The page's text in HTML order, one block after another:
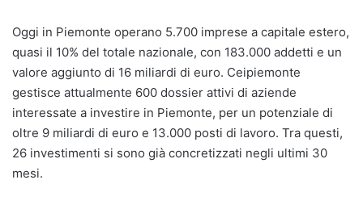
Oggi in Piemonte operano 5.700 imprese a capitale estero,
quasi il 10% del totale nazionale, con 183.000 addetti e un
valore aggiunto di 16 miliardi di euro. Ceipiemonte
gestisce attualmente 600 dossier attivi di aziende
interessate a investire in Piemonte, per un potenziale di
oltre 9 miliardi di euro e 13.000 posti di lavoro. Tra questi,
26 investimenti si sono già concretizzati negli ultimi 30
mesi.